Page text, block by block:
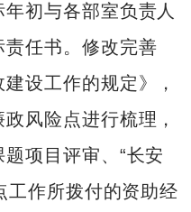
初与各部室负责人
任书。修改完善
设工作的规定》，
风险点进行梳理，
项目评审、“长安
工作所拨付的资助经